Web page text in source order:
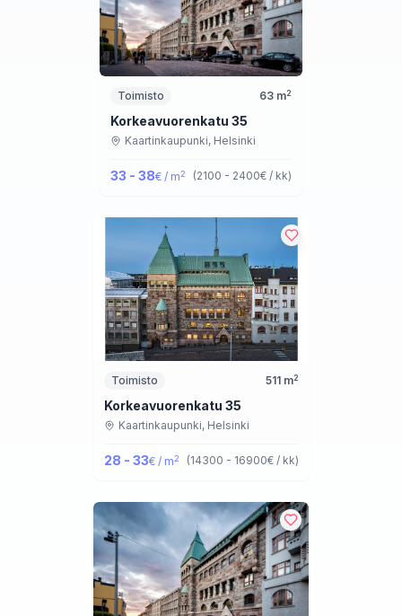
Toimisto 63 m2
Korkeavuorenkatu 35
Kaartinkaupunki, Helsinki
33 - 38€ / m2 (2100 - 2400€ / kk)
Toimisto 511m2
Korkeavuorenkatu 35
Kaartinkaupunki, Helsinki
28 - 33€ / m2 (14300 - 16900€ / kk)